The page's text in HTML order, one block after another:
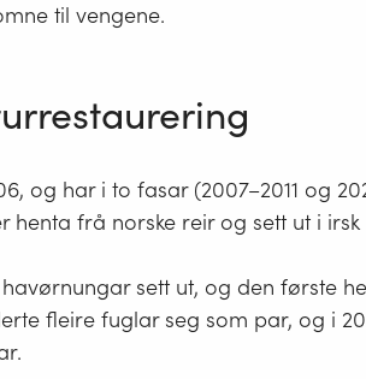
til vengene.
og har i to fasar (2007–2011 og
henta frå norske reir og sett ut i irsk
sett ut, og den første
fleire fuglar seg som par, og i